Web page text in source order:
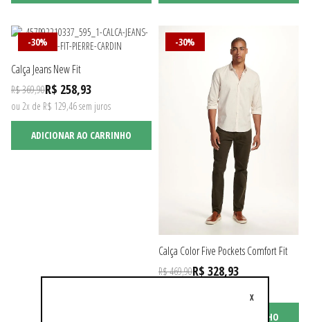
-30%
Calça Jeans New Fit
R$ 369,90R$ 258,93
ou 2x de R$ 129,46 sem juros
ADICIONAR AO CARRINHO
-30%
Calça Color Five Pockets Comfort Fit
R$ 469,90R$ 328,93
ADICIONAR AO CARRINHO
X